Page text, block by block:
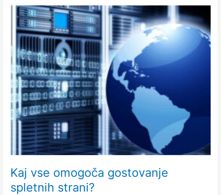
poceni
potrošnega
pisarniškega
materiala
Kaj vse omogoča gostovanje
spletnih strani?